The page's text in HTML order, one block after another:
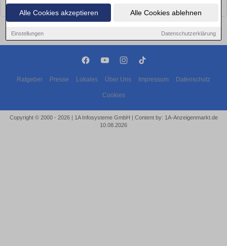
Alle Cookies akzeptieren Alle Cookies ablehnen
Einstellungen Datenschutzerklärung
bald wieder vorbei!
Ratgeber Presse Lokales Über Uns Impressum Datenschutz
Cookies
Copyright © 2000 - 2026 | 1A Infosysteme GmbH | Content by: 1A-Anzeigenmarkt.de
10.08.2026